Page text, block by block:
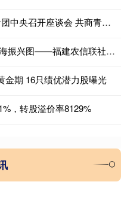
MOM操盘网 住房城乡建设部与共青团中央召开座谈会 共商青年安居与“好房子”建设
世纪汇通 廿载改革创新路， 筑梦山海振兴图——福建农信联社成立20周年发展纪实
金期 16只绩优潜力股曝光
，转股溢价率8129%